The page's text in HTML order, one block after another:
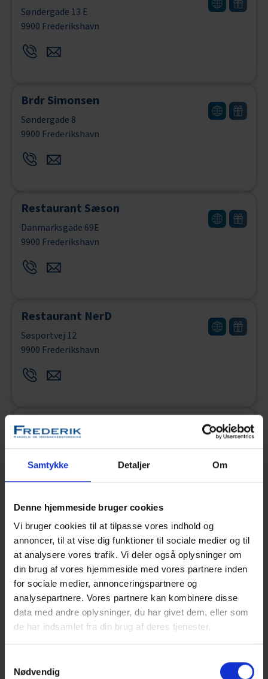
Samtykke Detaljer Om
Denne hjemmeside bruger cookies
Vi bruger cookies til at tilpasse vores indhold og
annoncer, til at vise dig funktioner til sociale medier og til
at analysere vores trafik. Vi deler også oplysninger om
din brug af vores hjemmeside med vores partnere inden
for sociale medier, annonceringspartnere og
analysepartnere. Vores partnere kan kombinere disse
data med andre oplysninger, du har givet dem, eller som
de har indsamlet fra din brug af deres tjenester.
Nødvendig
Søndergade 13 E
9900 Frederikshavn
Brdr Simonsen
Søndergade 8
9900 Frederikshavn
Restaurant Sæson
Danmarksgade 69E
9900 Frederikshavn
Restaurant NerD
Søsportvej 12
9900 Frederikshavn
CHANGE Lingerie
Løvbjerg
Hjørringvej 173
9900 Frederikshavn
9900 Frederikshavn